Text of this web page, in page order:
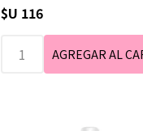
$U 116